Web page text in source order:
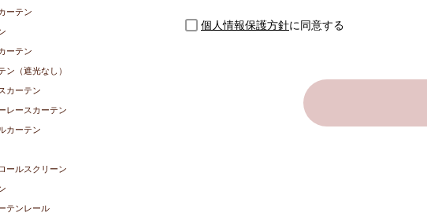
ーテン
ーテン
ン（遮光なし）
カーテン
レースカーテン
カーテン
ールスクリーン
テンレール
個人情報保護方針に同意する